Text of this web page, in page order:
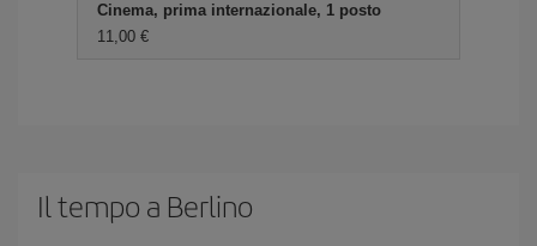
Cinema, prima internazionale, 1 posto
11,00 €
Il tempo a Berlino